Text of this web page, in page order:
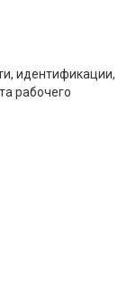
идентификации,
рабочего